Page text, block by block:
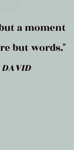
moment
but words."